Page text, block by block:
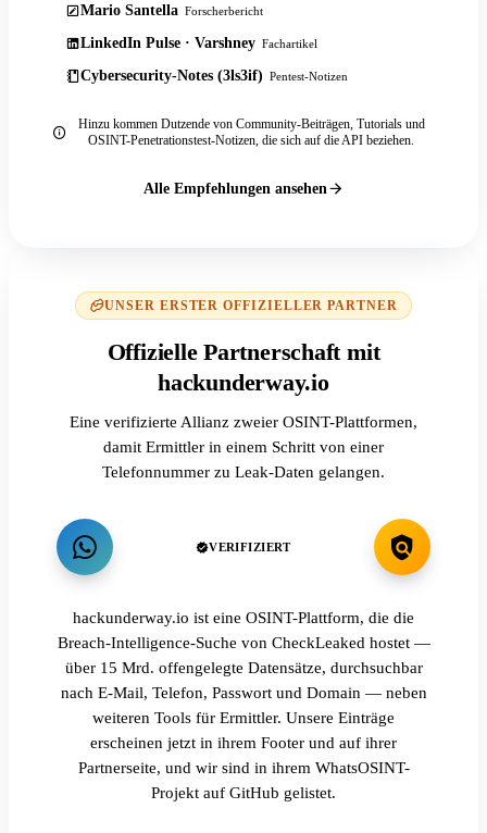
Mario Santella Forscherbericht
LinkedIn Pulse · Varshney Fachartikel
Cybersecurity-Notes (3ls3if) Pentest-Notizen
Hinzu kommen Dutzende von Community-Beiträgen, Tutorials und
OSINT-Penetrationstest-Notizen, die sich auf die API beziehen.
Alle Empfehlungen ansehen
UNSER ERSTER OFFIZIELLER PARTNER
Offizielle Partnerschaft mit
hackunderway.io
Eine verifizierte Allianz zweier OSINT-Plattformen,
damit Ermittler in einem Schritt von einer
Telefonnummer zu Leak-Daten gelangen.
VERIFIZIERT
hackunderway.io ist eine OSINT-Plattform, die die
Breach-Intelligence-Suche von CheckLeaked hostet —
über 15 Mrd. offengelegte Datensätze, durchsuchbar
nach E-Mail, Telefon, Passwort und Domain — neben
weiteren Tools für Ermittler. Unsere Einträge
erscheinen jetzt in ihrem Footer und auf ihrer
Partnerseite, und wir sind in ihrem WhatsOSINT-
Projekt auf GitHub gelistet.